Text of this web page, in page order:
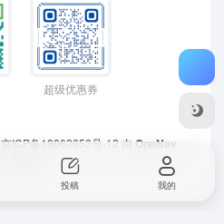
超级优惠券
京ICP备18062653号-12 由 OneNav
投稿 我的